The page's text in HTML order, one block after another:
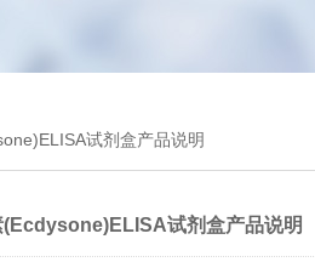
试剂盒产品说明
(Ecdysone)ELISA试剂盒产品说明